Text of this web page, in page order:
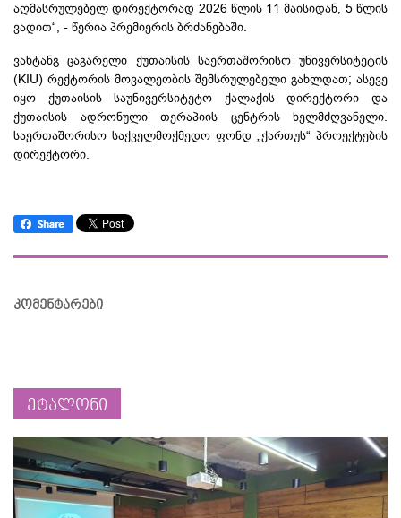
აღმასრულებელ დირექტორად 2026 წლის 11 მაისიდან, 5 წლის
ვადით“, - წერია პრემიერის ბრძანებაში.
ვახტანგ ცაგარელი ქუთაისის საერთაშორისო უნივერსიტეტის
(KIU) რექტორის მოვალეობის შემსრულებელი გახლდათ; ასევე
იყო ქუთაისის საუნივერსიტეტო ქალაქის დირექტორი და
ქუთაისის ადრონული თერაპიის ცენტრის ხელმძღვანელი.
საერთაშორისო საქველმოქმედო ფონდ „ქართუს“ პროექტების
დირექტორი.
კომენტარები
ეტალონი